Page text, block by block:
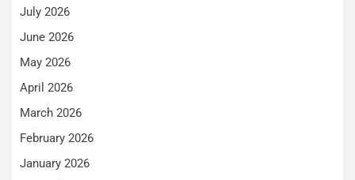
July 2026
June 2026
May 2026
April 2026
March 2026
February 2026
January 2026